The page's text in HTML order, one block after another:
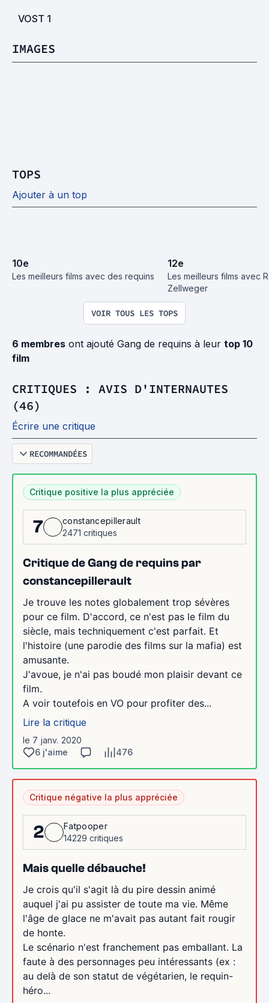
VOST 1
IMAGES
TOPS
Ajouter à un top
10e
Les meilleurs films avec des requins
12e
Les meilleurs films avec
Zellweger
VOIR TOUS LES TOPS
6 membres ont ajouté Gang de requins à leur top 10
film
CRITIQUES : AVIS D'INTERNAUTES
(46)
Écrire une critique
RECOMMANDÉES
Critique positive la plus appréciée
7
constancepillerault
2471 critiques
Critique de Gang de requins par
constancepillerault
Je trouve les notes globalement trop sévères
pour ce film. D'accord, ce n'est pas le film du
siècle, mais techniquement c'est parfait. Et
l'histoire (une parodie des films sur la mafia) est
amusante.
J'avoue, je n'ai pas boudé mon plaisir devant ce
film.
A voir toutefois en VO pour profiter des...
Lire la critique
le 7 janv. 2020
6 j'aime
476
Critique négative la plus appréciée
2
Fatpooper
14229 critiques
Mais quelle débauche!
Je crois qu'il s'agit là du pire dessin animé
auquel j'ai pu assister de toute ma vie. Même
l'âge de glace ne m'avait pas autant fait rougir
de honte.
Le scénario n'est franchement pas emballant. La
faute à des personnages peu intéressants (ex :
au delà de son statut de végétarien, le requin-
héro...